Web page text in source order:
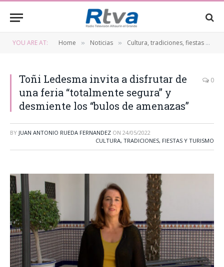
YOU ARE AT: Home » Noticias » Cultura, tradiciones, fiestas y turismo
Toñi Ledesma invita a disfrutar de
una feria “totalmente segura” y
desmiente los “bulos de amenazas”
0
BY JUAN ANTONIO RUEDA FERNANDEZ ON 24/05/2022
CULTURA, TRADICIONES, FIESTAS Y TURISMO